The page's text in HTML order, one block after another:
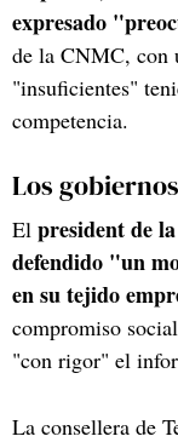
expresado
de la CNMC, con
"insuficientes"
competencia.
Los
El president de
defendido "un
en su tejido
compromiso
"con rigor" el
La consellera de